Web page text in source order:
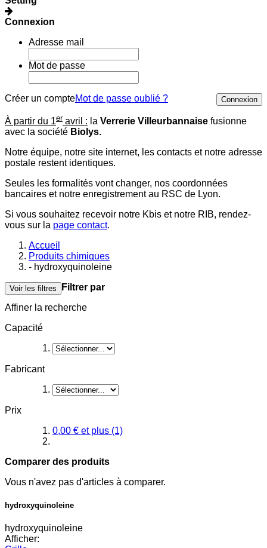
Connexion
Adresse mail
Mot de passe
Créer un compte Connexion
Mot de passe oublié ?
À partir du 1er avril : la Verrerie Villeurbannaise fusionne
avec la société Biolys.
Notre équipe, notre site internet, les contacts et notre adresse
postale restent identiques.
Seules les formalités vont changer, nos coordonnées
bancaires et notre enregistrement au RSC de Lyon.
Si vous souhaitez recevoir notre Kbis et notre RIB, rendez-
vous sur la page contact.
Accueil
Produits chimiques
- hydroxyquinoleine
Voir les filtres
Filtrer par
Affiner la recherche
Capacité
Fabricant
Prix
0,00 € et plus (1)
Comparer des produits
Vous n'avez pas d'articles à comparer.
hydroxyquinoleine
hydroxyquinoleine
Afficher: